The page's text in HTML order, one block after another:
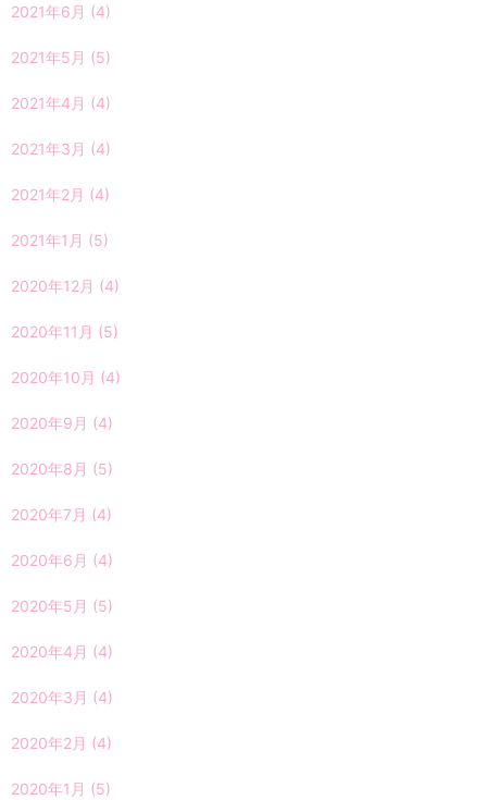
2021年6月 (4)
2021年5月 (5)
2021年4月 (4)
2021年3月 (4)
2021年2月 (4)
2021年1月 (5)
2020年12月 (4)
2020年11月 (5)
2020年10月 (4)
2020年9月 (4)
2020年8月 (5)
2020年7月 (4)
2020年6月 (4)
2020年5月 (5)
2020年4月 (4)
2020年3月 (4)
2020年2月 (4)
2020年1月 (5)